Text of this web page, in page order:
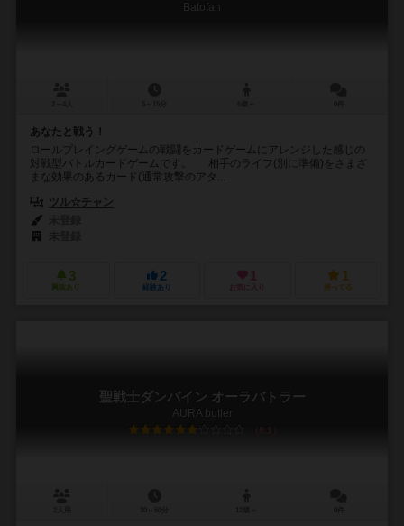
Batofan
あなたと戦う！
ロールプレイングゲームの戦闘をカードゲームにアレンジした感じの
対戦型バトルカードゲームです。 相手のライフ(別に準備)をさまざ
まな効果のあるカード(通常攻撃のアタ...
ツル☆チャン
3
興味あり
2
経験あり
1
お気に入り
1
持ってる
聖戦士ダンバイン オーラバトラー
AURA butler
6.1